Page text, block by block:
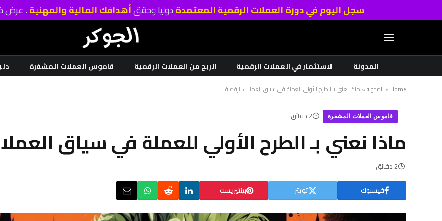
سجل اليوم في دورة العملات الرقمية المعتمدةدوليا وحققأهدافك المالية والمهنية. عرض
المدونة
الاستثمار في العملات الرقمية الربح من العملات الرقمية قاموس العملات المشفرة
Home
» المدونة» ماذا نعني بـ الطرح الأولي للعملة في سياق العملات الرقمية
قاموس العملات المشفرة 2 دقائق
ماذا نعني بـ الطرح الأولي للعملة في سياق
2 دقائق
فيسبوك تويتر بينتيريست